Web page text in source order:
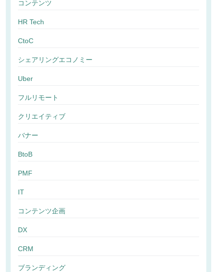
コンテンツ
HR Tech
CtoC
シェアリングエコノミー
Uber
フルリモート
クリエイティブ
バナー
BtoB
PMF
IT
コンテンツ企画
DX
CRM
ブランディング